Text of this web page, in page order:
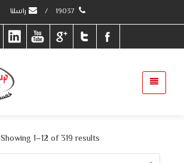
/ راسلنا
Showing 1–12 of 319 results